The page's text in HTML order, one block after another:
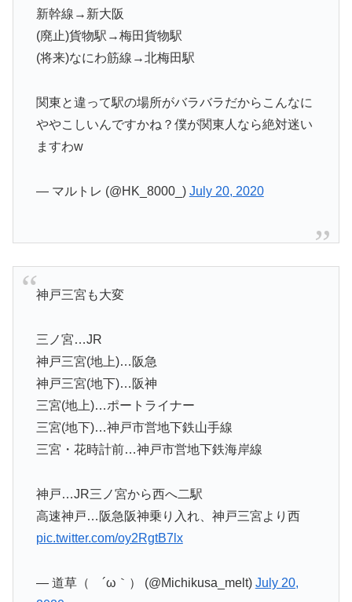
新幹線→新大阪
(廃止)貨物駅→梅田貨物駅
(将来)なにわ筋線→北梅田駅
関東と違って駅の場所がバラバラだからこんなに
ややこしいんですかね？僕が関東人なら絶対迷い
ますわw
— マルトレ (@HK_8000_) July 20, 2020
神戸三宮も大変
三ノ宮…JR
神戸三宮(地上)…阪急
神戸三宮(地下)…阪神
三宮(地上)…ポートライナー
三宮(地下)…神戸市営地下鉄山手線
三宮・花時計前…神戸市営地下鉄海岸線
神戸…JR三ノ宮から西へ二駅
高速神戸…阪急阪神乗り入れ、神戸三宮より西
pic.twitter.com/oy2RgtB7lx
— 道草（ ´ω｀） (@Michikusa_melt) July 20,